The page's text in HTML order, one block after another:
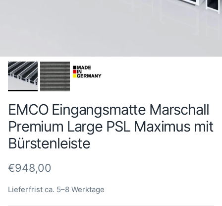
EMCO Eingangsmatte Marschall
Premium Large PSL Maximus mit
Bürstenleiste
Normaler Preis
€948,00
Lieferfrist ca. 5–8 Werktage